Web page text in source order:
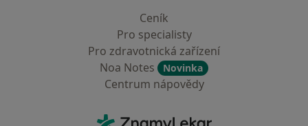
Ceník
Pro specialisty
Pro zdravotnická zařízení
Noa Notes
Novinka
Centrum nápovědy
ZnamyLekar - Hlavní stránka